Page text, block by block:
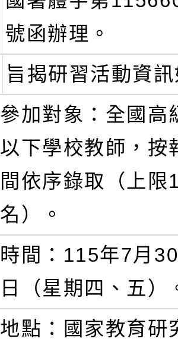
號函辦理。
旨揭研習活動資
參加對象：全國高
以下學校教師，按
間依序錄取（上限
名）。
時間：115年7月
日（星期四、五）
地點：國家教育研